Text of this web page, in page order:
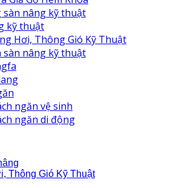
sàn nâng kỹ thuật
kỹ thuật
Hơi, Thông Gió Kỹ Thuật
sàn nâng kỹ thuật
ngăn vệ sinh
ngăn di động
Thông Gió Kỹ Thuật